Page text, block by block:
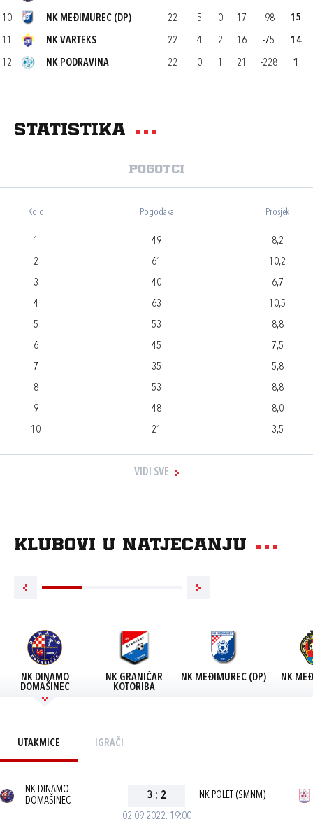
10 NK MEĐIMUREC (DP) 22 5 0 17 -98 15
11 NK VARTEKS 22 4 2 16 -75 14
12 NK PODRAVINA 22 0 1 21 -228 1
Statistika
Pogotci
Kolo Pogodaka Prosjek
1 49
8,2
2
61
10,2
3
40
6,7
4
63
10,5
5
53
8,8
6
45
7,5
7
35
5,8
8
53
8,8
9
48
8,0
10
21 3,5
VIDI SVE
Klubovi u natjecanju
NK DINAMO
DOMAŠINEC
NK GRANIČAR
KOTORIBA
NK MEĐIMUREC (DP) NK
UTAKMICE IGRAČI
02.09.2022. 19:00
NK DINAMO
DOMAŠINEC
3 : 2 NK POLET (SMNM)